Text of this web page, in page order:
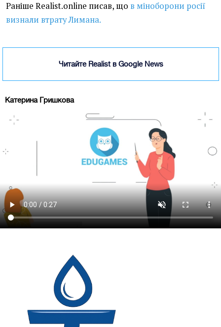
Раніше Realist.online писав, що в міноборони росії
визнали втрату Лимана.
Читайте Realist в Google News
Катерина Гришкова